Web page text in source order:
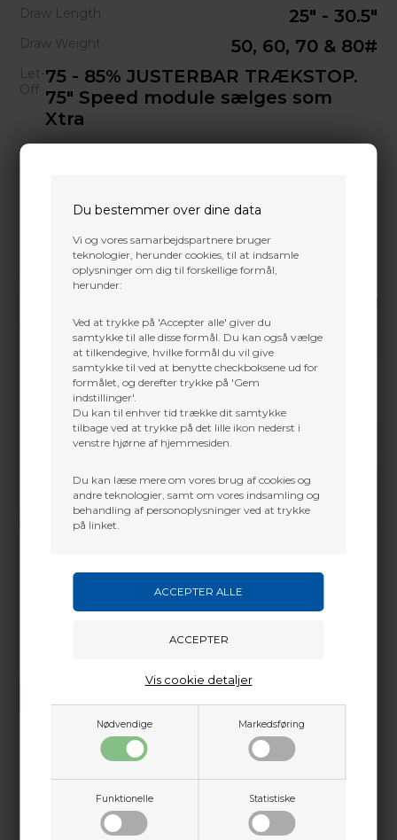
Du bestemmer over dine data
Vi og vores samarbejdspartnere bruger
teknologier, herunder cookies, til at indsamle
oplysninger om dig til forskellige formål,
herunder:
Ved at trykke på 'Accepter alle' giver du
samtykke til alle disse formål. Du kan også vælge
at tilkendegive, hvilke formål du vil give
samtykke til ved at benytte checkboksene ud for
formålet, og derefter trykke på 'Gem
indstillinger'.
Du kan til enhver tid trække dit samtykke
tilbage ved at trykke på det lille ikon nederst i
venstre hjørne af hjemmesiden.
Du kan læse mere om vores brug af cookies og
andre teknologier, samt om vores indsamling og
behandling af personoplysninger ved at trykke
på linket.
Nødvendige Markedsføring
Funktionelle Statistiske
Vis cookie detaljer
Draw Length 25" - 30.5"
Draw Weight 50, 60, 70 & 80#
Let-
Off
75 - 85% JUSTERBAR TRÆKSTOP.
75" Speed module sælges som
Xtra
Mere info